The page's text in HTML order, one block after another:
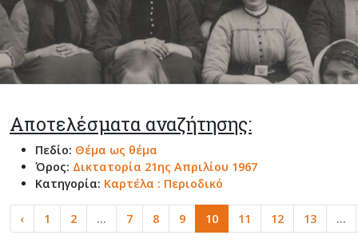
Αποτελέσματα αναζήτησης:
Πεδίο: Θέμα ως θέμα
Όρος: Δικτατορία 21ης Απριλίου 1967
Κατηγορία: Καρτέλα : Περιοδικό
‹ 1 2 ... 7 8 9 10 11 12 13 ...